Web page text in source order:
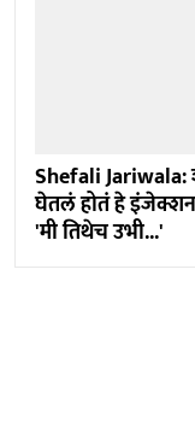
Shefali Jariwala:
घेतलं होतं हे
'मी तिथेच उभी...'